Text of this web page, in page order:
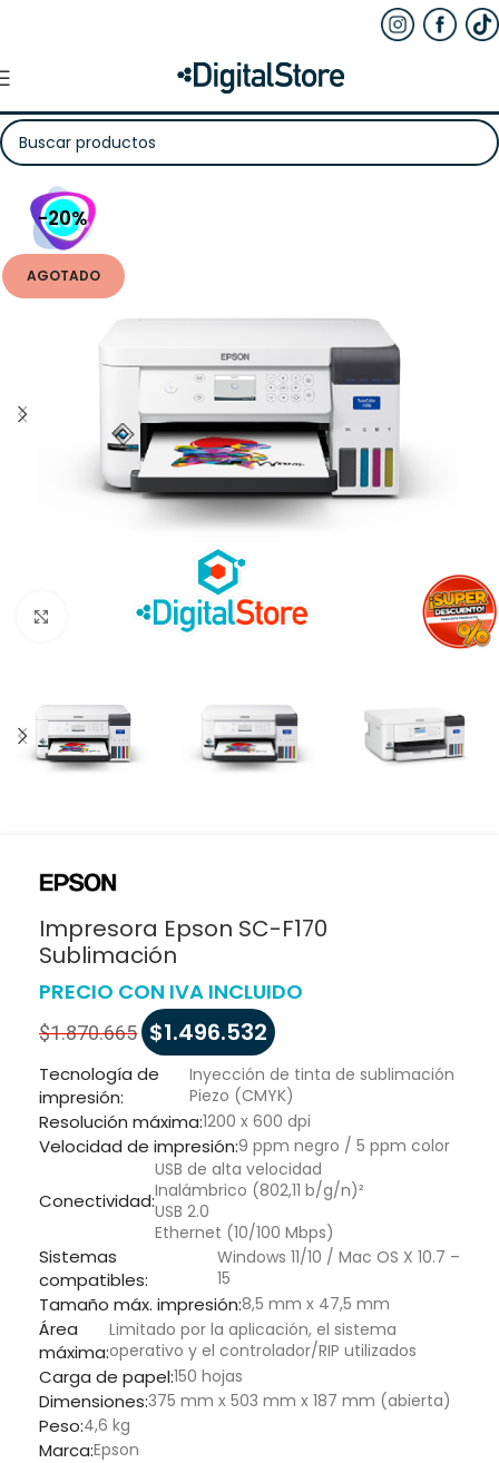
-20%
AGOTADO
Haga clic para ampliar
Impresora Epson SC-F170
Sublimación
PRECIO CON IVA INCLUIDO
$1.870.665 $1.496.532
Tecnología de
impresión:
Inyección de tinta de sublimación
Piezo (CMYK)
Resolución máxima:1200 x 600 dpi
Velocidad de impresión:9 ppm negro / 5 ppm color
Conectividad:
USB de alta velocidad
Inalámbrico (802,11 b/g/n)²
USB 2.0
Ethernet (10/100 Mbps)
Sistemas
compatibles:
Windows 11/10 / Mac OS X 10.7 –
15
Tamaño máx. impresión:8,5 mm x 47,5 mm
Área
máxima:
Limitado por la aplicación, el sistema
operativo y el controlador/RIP utilizados
Carga de papel:150 hojas
Dimensiones:375 mm x 503 mm x 187 mm (abierta)
Peso:4,6 kg
Marca:Epson